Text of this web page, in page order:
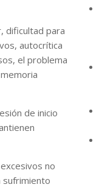
dificultad para
autocrítica
el problema
de inicio
no
sufrimiento